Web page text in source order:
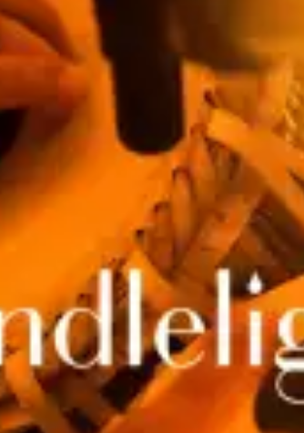
concerts
restaurants
cinéma